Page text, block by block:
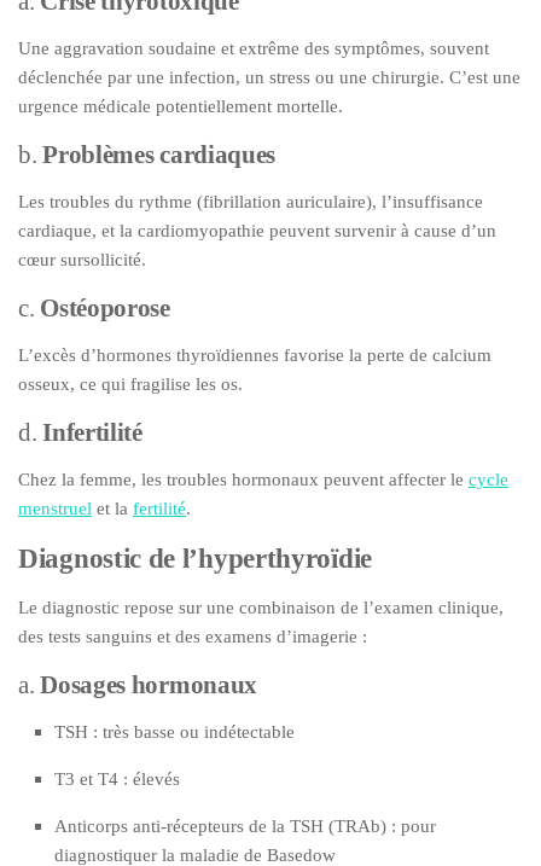
Une aggravation soudaine et extrême des symptômes, souvent
déclenchée par une infection, un stress ou une chirurgie. C’est une
urgence médicale potentiellement mortelle.
b.Problèmes cardiaques
Les troubles du rythme (fibrillation auriculaire), l’insuffisance
cardiaque, et la cardiomyopathie peuvent survenir à cause d’un
cœur sursollicité.
c. Ostéoporose
L’excès d’hormones thyroïdiennes favorise la perte de calcium
osseux, ce qui fragilise les os.
d.Infertilité
Chez la femme, les troubles hormonaux peuvent affecter le cycle
menstruel et la fertilité.
Diagnostic de l’hyperthyroïdie
Le diagnostic repose sur une combinaison de l’examen clinique,
des tests sanguins et des examens d’imagerie :
a.Dosages hormonaux
TSH : très basse ou indétectable
T3 et T4 : élevés
Anticorps anti-récepteurs de la TSH (TRAb) : pour
diagnostiquer la maladie de Basedow